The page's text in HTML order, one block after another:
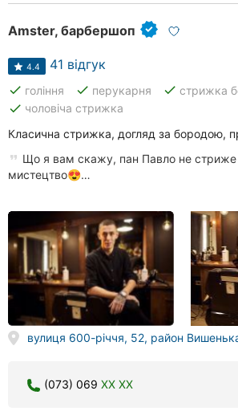
Amster, барбершоп
4.4 41 відгук
done гоління done перукарня done стрижка
done чоловіча стрижка
Класична стрижка, догляд за бородою,
Що я вам скажу, пан Павло не стриже
мистецтво😍…
вулиця 600-річчя, 52, район
(073) 069 XX XX